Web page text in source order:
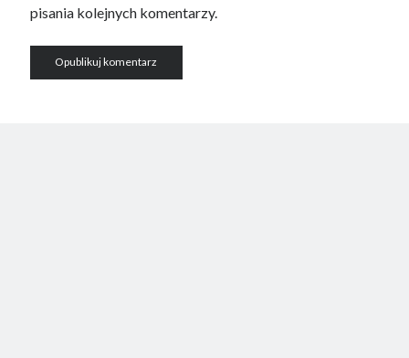
pisania kolejnych komentarzy.